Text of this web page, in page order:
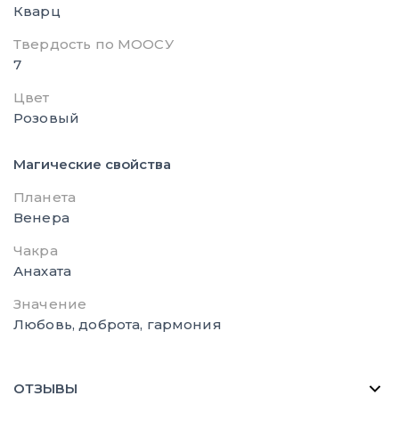
Кварц
Твердость по МООСУ
7
Цвет
Розовый
Магические свойства
Планета
Венера
Чакра
Анахата
Значение
Любовь, доброта, гармония
ОТЗЫВЫ